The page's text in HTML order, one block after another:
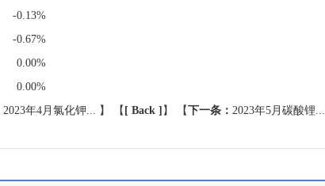
-0.13%
-0.67%
0.00%
0.00%
2023年4月氯化钾... 】 【 [ Back ] 】 【下一条： 2023年5月碳酸锂...